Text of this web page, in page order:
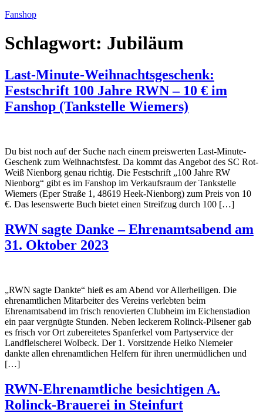
Fanshop
Schlagwort: Jubiläum
Last-Minute-Weihnachtsgeschenk:
Festschrift 100 Jahre RWN – 10 € im
Fanshop (Tankstelle Wiemers)
Du bist noch auf der Suche nach einem preiswerten Last-Minute-
Geschenk zum Weihnachtsfest. Da kommt das Angebot des SC Rot-
Weiß Nienborg genau richtig. Die Festschrift „100 Jahre RW
Nienborg“ gibt es im Fanshop im Verkaufsraum der Tankstelle
Wiemers (Eper Straße 1, 48619 Heek-Nienborg) zum Preis von 10
€. Das lesenswerte Buch bietet einen Streifzug durch 100 […]
RWN sagte Danke – Ehrenamtsabend am
31. Oktober 2023
„RWN sagte Dankte“ hieß es am Abend vor Allerheiligen. Die
ehrenamtlichen Mitarbeiter des Vereins verlebten beim
Ehrenamtsabend im frisch renovierten Clubheim im Eichenstadion
ein paar vergnügte Stunden. Neben leckerem Rolinck-Pilsener gab
es frisch vor Ort zubereitetes Spanferkel vom Partyservice der
Landfleischerei Wolbeck. Der 1. Vorsitzende Heiko Niemeier
dankte allen ehrenamtlichen Helfern für ihren unermüdlichen und
[…]
RWN-Ehrenamtliche besichtigen A.
Rolinck-Brauerei in Steinfurt